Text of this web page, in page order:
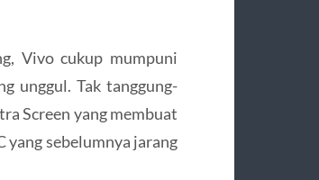
Vivo cukup mumpuni
unggul. Tak tanggung-
Screen yang membuat
yang sebelumnya jarang